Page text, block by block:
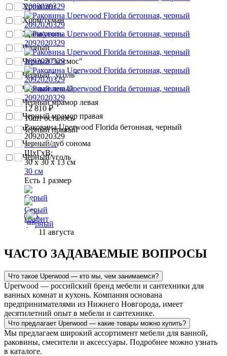
Хром/лён
Хром/туман
Хром/уголь
Чёрный
Черный "космос"
Черный "уголь"
Черный левый
Черный мрамор левая
Черный мрамор правая
Черный правый
Черный/дуб сонома
Черный/уголь
12 810 ₽
10шт осталось
Раковина Uperwood Florida бетонная, черный
2092020329
Нет отзывов
ШхГхВ:
30 x 30 x 13 см
30 см
Есть 1 размер
11 августа
ЧАСТО ЗАДАВАЕМЫЕ ВОПРОСЫ
Что такое Uperwood — кто мы, чем занимаемся?
Uperwood — российский бренд мебели и сантехники для
ванных комнат и кухонь. Компания основана
предпринимателями из Нижнего Новгорода, имеет
десятилетний опыт в мебели и сантехнике.
Что предлагает Uperwood — какие товары можно купить?
Мы предлагаем широкий ассортимент мебели для ванной,
раковины, смесители и аксессуары. Подробнее можно узнать
в каталоге.